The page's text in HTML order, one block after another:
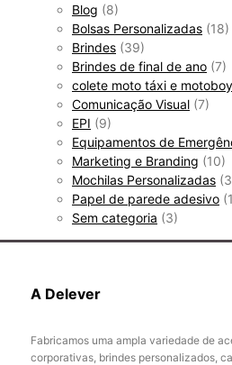
Blog (8)
Bolsas Personalizadas (18)
Brindes (39)
Brindes de final de ano (7)
colete moto táxi e motoboy
Comunicação Visual (7)
EPI (9)
Equipamentos de
Marketing e Branding (10)
Mochilas Personalizadas
Papel de parede adesivo
Sem categoria (3)
A Delever
Fabricamos uma ampla variedade de
corporativas, brindes personalizados,